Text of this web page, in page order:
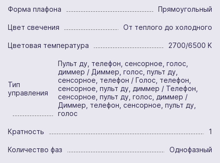
Форма плафона Прямоугольный
Цвет свечения От теплого до холодного
Цветовая температура 2700/6500 K
Тип
управления
Пульт ду, телефон, сенсорное, голос,
диммер / Диммер, голос, пульт ду,
сенсорное, телефон / Голос, телефон,
сенсорное, пульт ду, диммер / Телефон,
сенсорное, пульт ду, голос, диммер /
Диммер, телефон, сенсорное, пульт ду,
голос
Кратность 1
Количество фаз Однофазный